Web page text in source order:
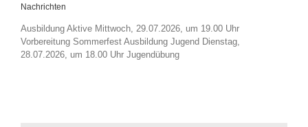
Nachrichten
Ausbildung Aktive Mittwoch, 29.07.2026, um 19.00 Uhr
Vorbereitung Sommerfest Ausbildung Jugend Dienstag,
28.07.2026, um 18.00 Uhr Jugendübung